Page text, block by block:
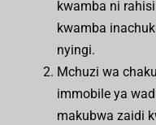
kwamba ni
kwamba
nyingi.
Mchuzi wa
immobile ya
makubwa zaidi